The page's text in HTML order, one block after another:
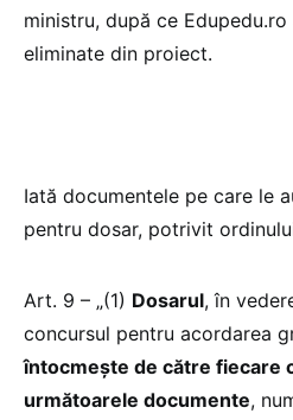
ministru, după ce
eliminate din proiect.
Iată documentele pe care le
pentru dosar, potrivit
Art. 9 – „(1) Dosarul, în
concursul pentru acordarea
întocmește de către fiecare
următoarele documente,